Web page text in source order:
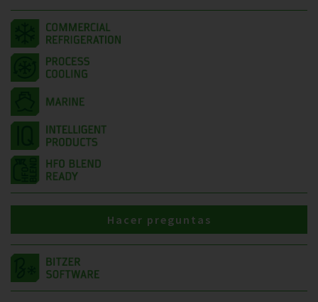
Hacer preguntas